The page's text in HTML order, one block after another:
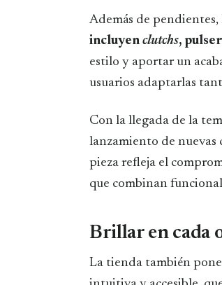
Además de
incluyen clutchs,
estilo y aportar un
usuarios adaptarlas
Con la llegada de la
lanzamiento de nuevas
pieza refleja el
que combinan
Brillar en cada
La tienda también